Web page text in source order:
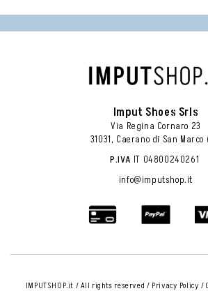
Imput Shoes Srls
Via Regina Cornaro 23
31031, Caerano di San Marco
P.IVA IT 04800240261
info@imputshop.it
IMPUTSHOP.it / All rights reserved / Privacy Policy /